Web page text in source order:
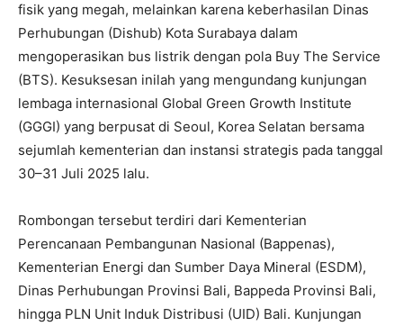
fisik yang megah, melainkan karena keberhasilan Dinas
Perhubungan (Dishub) Kota Surabaya dalam
mengoperasikan bus listrik dengan pola Buy The Service
(BTS). Kesuksesan inilah yang mengundang kunjungan
lembaga internasional Global Green Growth Institute
(GGGI) yang berpusat di Seoul, Korea Selatan bersama
sejumlah kementerian dan instansi strategis pada tanggal
30–31 Juli 2025 lalu.
Rombongan tersebut terdiri dari Kementerian
Perencanaan Pembangunan Nasional (Bappenas),
Kementerian Energi dan Sumber Daya Mineral (ESDM),
Dinas Perhubungan Provinsi Bali, Bappeda Provinsi Bali,
hingga PLN Unit Induk Distribusi (UID) Bali. Kunjungan